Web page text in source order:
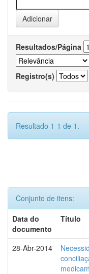
Resultados/Página
Registro(s)
Resultado 1-1 de 1.
Conjunto de itens:
Data do
documento
Título
28-Abr-2014